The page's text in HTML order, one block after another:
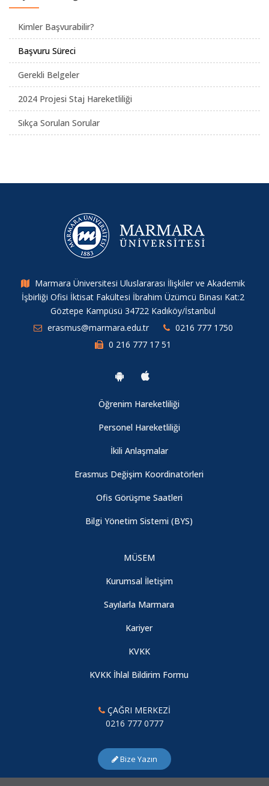
Kimler Başvurabilir?
Başvuru Süreci
Gerekli Belgeler
2024 Projesi Staj Hareketliliği
Sıkça Sorulan Sorular
Marmara Üniversitesi Uluslararası İlişkiler ve Akademik
İşbirliği Ofisi İktisat Fakültesi İbrahim Üzümcü Binası Kat:2
Göztepe Kampüsü 34722 Kadıköy/İstanbul
erasmus@marmara.edu.tr
0216 777 1750
0 216 777 17 51
Öğrenim Hareketliliği
Personel Hareketliliği
İkili Anlaşmalar
Erasmus Değişim Koordinatörleri
Ofis Görüşme Saatleri
Bilgi Yönetim Sistemi (BYS)
MÜSEM
Kurumsal İletişim
Sayılarla Marmara
Kariyer
KVKK
KVKK İhlal Bildirim Formu
ÇAĞRI MERKEZİ
0216 777 0777
Bize Yazın